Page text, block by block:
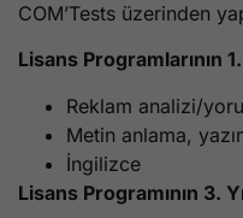
COM’Tests üzerinden
Lisans Programlarının
Reklam analizi/
Metin anlama,
İngilizce
Lisans Programının 3.